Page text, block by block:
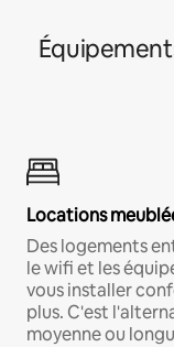
Locations
Des logements
le wifi et les
vous installer
plus. C'est
moyenne ou